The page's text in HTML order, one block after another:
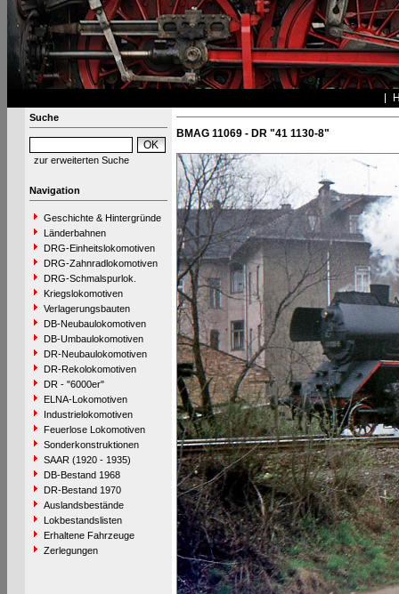
Suche
zur erweiterten Suche
Navigation
Geschichte & Hintergründe
Länderbahnen
DRG-Einheitslokomotiven
DRG-Zahnradlokomotiven
DRG-Schmalspurlok.
Kriegslokomotiven
Verlagerungsbauten
DB-Neubaulokomotiven
DB-Umbaulokomotiven
DR-Neubaulokomotiven
DR-Rekolokomotiven
DR - "6000er"
ELNA-Lokomotiven
Industrielokomotiven
Feuerlose Lokomotiven
Sonderkonstruktionen
SAAR (1920 - 1935)
DB-Bestand 1968
DR-Bestand 1970
Auslandsbestände
Lokbestandslisten
Erhaltene Fahrzeuge
Zerlegungen
BMAG 11069 - DR "41 1130-8"